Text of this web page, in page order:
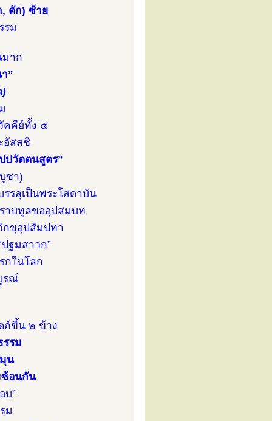
, ตัก) ซ้าย
รม
าก
”
คคีย์ทั้ง ๕
อัสสชิ
ปวัตตนสูตร”
ชา)
ลุเป็นพระโสดาบัน
าบทูลขออุปสมบท
กขุอุปสัมปทา
ฐมสาวก”
กในโลก
รณ์
ถ์ขึ้น ๒ ข้าง
รม
น
ซ้อนกัน
บ”
ม